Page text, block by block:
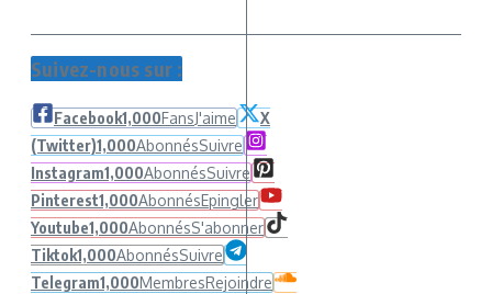
Suivez-nous sur :
Facebook1,000FansJ'aime
X
(Twitter)1,000AbonnésSuivre
Instagram1,000AbonnésSuivre
Pinterest1,000AbonnésEpingler
Youtube1,000AbonnésS'abonner
Tiktok1,000AbonnésSuivre
Telegram1,000MembresRejoindre